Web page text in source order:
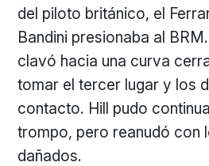
del piloto británico, el
Bandini presionaba al
clavó hacia una curva
tomar el tercer lugar y los
contacto. Hill pudo
trompo, pero reanudó con
dañados.